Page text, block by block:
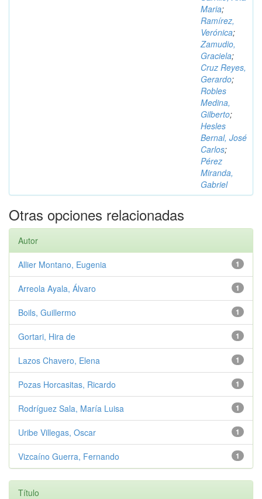
Maria;
Ramírez,
Verónica;
Zamudio,
Graciela;
Cruz Reyes,
Gerardo;
Robles
Medina,
Gilberto;
Hesles
Bernal, José
Carlos;
Pérez
Miranda,
Gabriel
Otras opciones relacionadas
Autor
1
Allier Montano, Eugenia
1
Arreola Ayala, Álvaro
1
Boils, Guillermo
1
Gortari, Hira de
1
Lazos Chavero, Elena
1
Pozas Horcasitas, Ricardo
1
Rodríguez Sala, María Luisa
1
Uribe Villegas, Oscar
1
Vizcaíno Guerra, Fernando
Título